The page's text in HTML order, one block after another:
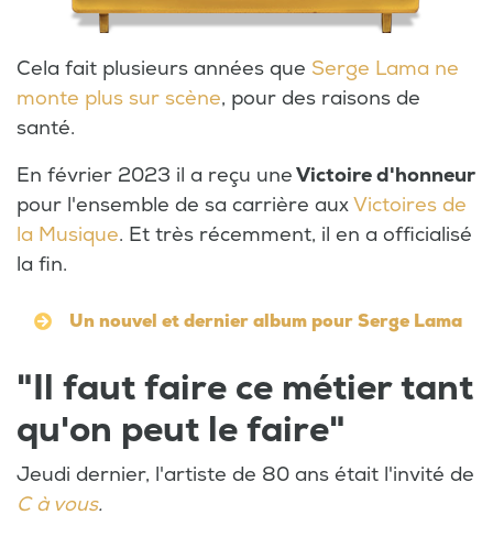
Cela fait plusieurs années que Serge Lama ne
monte plus sur scène, pour des raisons de
santé.
En février 2023 il a reçu uneVictoire d'honneur
pour l'ensemble de sa carrière auxVictoires de
la Musique. Et très récemment, il en a officialisé
la fin.
Un nouvel et dernier album pour Serge Lama
"Il faut faire ce métier tant
qu'on peut le faire"
Jeudi dernier, l'artiste de 80 ans était l'invité de
C à vous.